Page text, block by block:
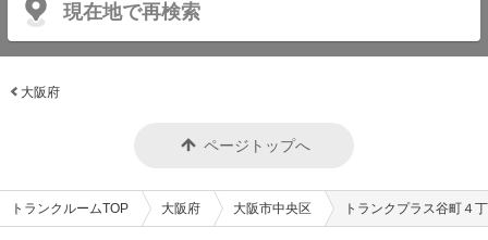
現在地で再検索
大阪府
ページトップへ
トランクルームTOP 大阪府 大阪市中央区 トランクプラス谷町４